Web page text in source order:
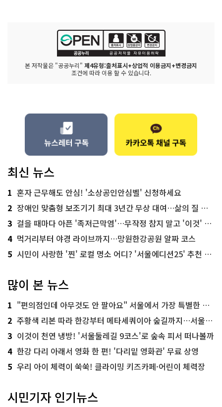
본 저작물은 "공공누리" 제4유형:출처표시+상업적 이용금지+변경금지
조건에 따라 이용 할 수 있습니다.
최신 뉴스
1 혼자 근무해도 안심! '소상공인안심벨' 신청하세요
2 장애인 맞춤형 보조기기 최대 3년간 무상 대여…삶의 질 높인다
3 걸을 때마다 아픈 '족저근막염'…무작정 참지 말고 '이것' 해보세요!
4 먹거리부터 야경 라이브까지…망원한강공원 알짜 코스
5 시민이 사랑한 '찐' 로컬 명소 어디? '서울에디션25' 추천 코스
많이 본 뉴스
1 "편의점인데 아무것도 안 팔아요" 서울에서 가장 특별한 편의점의 정체
2 주황색 리본 따라 한강부터 메타세쿼이아 숲길까지…서울둘레길 15코스
3 이것이 천연 냉방! '서울둘레길 9코스'로 숲속 피서 떠나볼까
4 한강 다리 아래서 영화 한 편! '다리밑 영화관' 무료 상영
5 우리 아이 체력이 쑥쑥! 클라이밍 키즈카페·어린이 체력장
시민기자 인기뉴스